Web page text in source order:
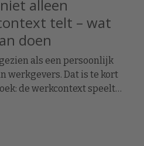
alleen
telt – wat
doen
als een persoonlijk
werkgevers. Dat is te kort
de werkcontext speelt